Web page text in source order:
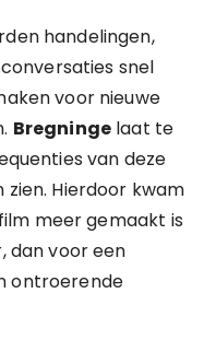
handelingen,
snel
voor nieuwe
Bregninge laat te
van deze
Hierdoor kwam
meer gemaakt is
dan voor een
ontroerende